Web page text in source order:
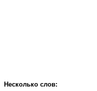
Несколько слов: